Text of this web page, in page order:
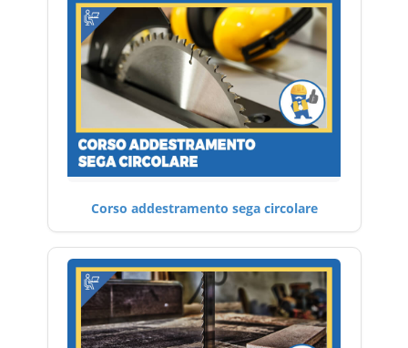
Corso addestramento sega circolare